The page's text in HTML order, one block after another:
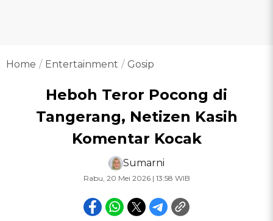
Home Entertainment Gosip
Heboh Teror Pocong di
Tangerang, Netizen Kasih
Komentar Kocak
Sumarni
Rabu, 20 Mei 2026 | 13:58 WIB